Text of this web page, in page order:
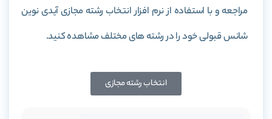
مراجعه و با استفاده از نرم افزار انتخاب رشته مجازی آیدی نوین
شانس قبولی خود را در رشته های مختلف مشاهده کنید.
انتخاب رشته مجازی